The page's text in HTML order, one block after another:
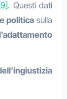
[9] . Questi dati
politica sulla